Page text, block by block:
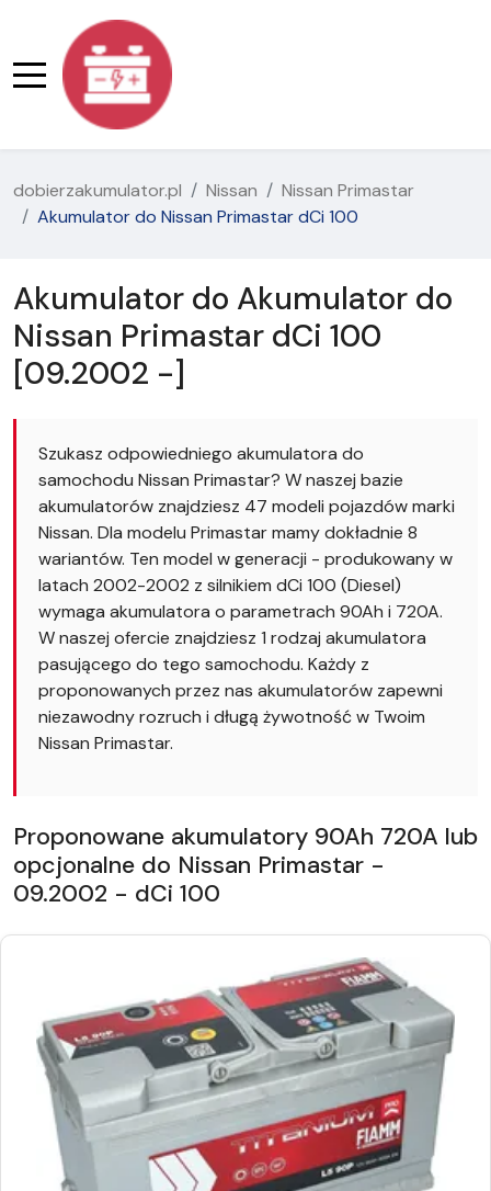
dobierzakumulator.pl Nissan
Nissan Primastar
Akumulator do Nissan Primastar dCi 100
Akumulator do Akumulator do
Nissan Primastar dCi 100
[09.2002 -]
Szukasz odpowiedniego akumulatora do
samochodu Nissan Primastar? W naszej bazie
akumulatorów znajdziesz 47 modeli pojazdów marki
Nissan. Dla modelu Primastar mamy dokładnie 8
wariantów. Ten model w generacji - produkowany w
latach 2002-2002 z silnikiem dCi 100 (Diesel)
wymaga akumulatora o parametrach 90Ah i 720A.
W naszej ofercie znajdziesz 1 rodzaj akumulatora
pasującego do tego samochodu. Każdy z
proponowanych przez nas akumulatorów zapewni
niezawodny rozruch i długą żywotność w Twoim
Nissan Primastar.
Proponowane akumulatory 90Ah 720A lub
opcjonalne do Nissan Primastar -
09.2002 - dCi 100